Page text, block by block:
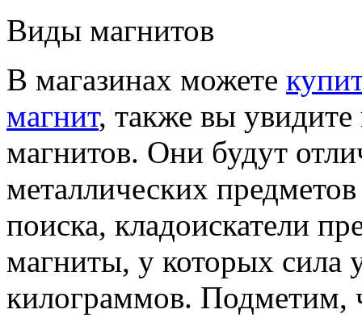
Виды магнитов
В магазинах можете
магнит, также вы
магнитов. Они будут
металлических
поиска, кладоискатели
магниты, у которых сила
килограммов. Подметим,